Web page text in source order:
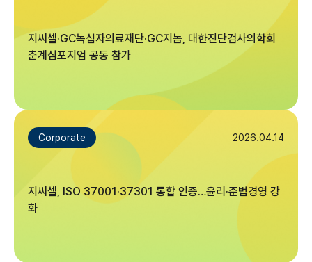
지씨셀·GC녹십자의료재단·GC지놈, 대한진단검사의학회
춘계심포지엄 공동 참가
Corporate 2026.04.14
지씨셀, ISO 37001·37301 통합 인증…윤리·준법경영 강
화